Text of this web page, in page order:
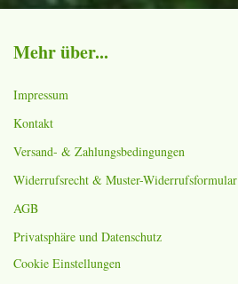
Mehr über...
Impressum
Kontakt
Versand- & Zahlungsbedingungen
Widerrufsrecht & Muster-Widerrufsformular
AGB
Privatsphäre und Datenschutz
Cookie Einstellungen